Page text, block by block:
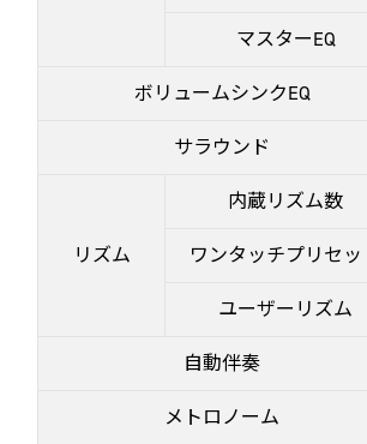
マスターEQ
ボリュームシンクEQ
サラウンド
リズム
内蔵リズム数
ワンタッチプリセッ
ユーザーリズム
自動伴奏
メトロノーム